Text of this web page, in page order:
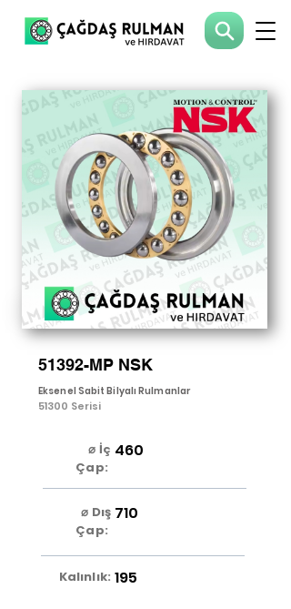
51392-MP NSK
Eksenel Sabit Bilyalı Rulmanlar
51300 Serisi
⌀ İç
Çap:
460
⌀ Dış
Çap:
710
Kalınlık: 195